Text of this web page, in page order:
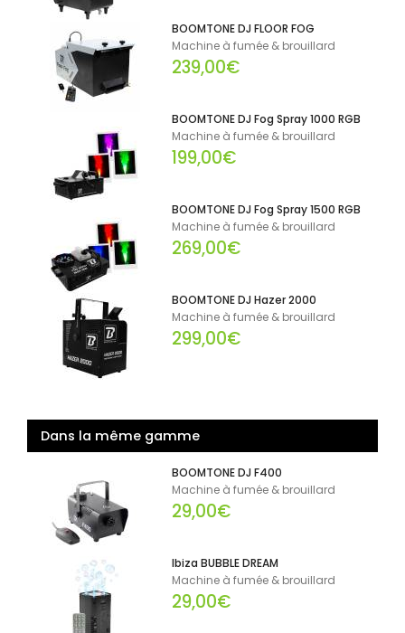
BOOMTONE DJ FLOOR FOG
Machine à fumée & brouillard
239,00€
BOOMTONE DJ Fog Spray 1000 RGB
Machine à fumée & brouillard
199,00€
BOOMTONE DJ Fog Spray 1500 RGB
Machine à fumée & brouillard
269,00€
BOOMTONE DJ Hazer 2000
Machine à fumée & brouillard
299,00€
Dans la même gamme
BOOMTONE DJ F400
Machine à fumée & brouillard
29,00€
Ibiza BUBBLE DREAM
Machine à fumée & brouillard
29,00€